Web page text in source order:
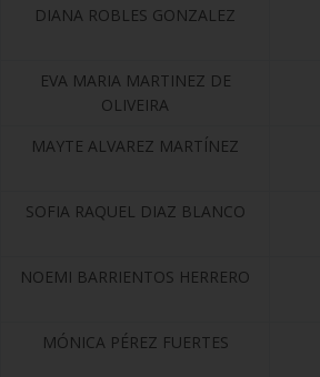
DIANA ROBLES GONZALEZ
EVA MARIA MARTINEZ DE
OLIVEIRA
MAYTE ALVAREZ MARTÍNEZ
SOFIA RAQUEL DIAZ BLANCO
NOEMI BARRIENTOS HERRERO
MÓNICA PÉREZ FUERTES